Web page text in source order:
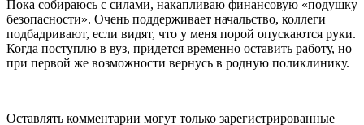
Пока собираюсь с силами, накапливаю финансовую «подушку
безопасности». Очень поддерживает начальство, коллеги
подбадривают, если видят, что у меня порой опускаются руки.
Когда поступлю в вуз, придется временно оставить работу, но
при первой же возможности вернусь в родную поликлинику.
Оставлять комментарии могут только зарегистрированные